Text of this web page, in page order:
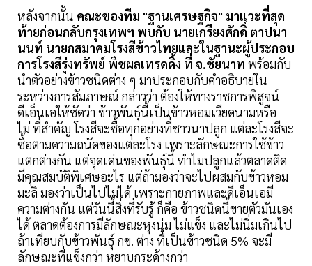
หลังจากนั้น คณะของทีม "ฐานเศรษฐกิจ" มาแวะที่สุด
ท้ายก่อนกลับกรุงเทพฯ พบกับ นายเกรียงศักดิ์ ตาปนา
นนท์ นายกสมาคมโรงสีข้าวไทยและในฐานะผู้ประกอบ
การโรงสีรุ่งทรัพย์ พืชผลเทรดดิ้ง ที่ จ.ชัยนาท พร้อมกับ
นำตัวอย่างข้าวชนิดต่าง ๆ มาประกอบกับคำอธิบายใน
ระหว่างการสัมภาษณ์ กล่าวว่า ต้องให้ทางราชการพิสูจน์
ดีเอ็นเอให้ชัดว่า ข้าวพันธุ์นี้เป็นข้าวหอมเวียดนามหรือ
ไม่ ที่สำคัญ โรงสีจะซื้อทุกอย่างที่ชาวนาปลูก แต่ละโรงสีจะ
ซื้อตามความถนัดของแต่ละโรง เพราะลักษณะการใช้ข้าว
แตกต่างกัน แต่จุดเด่นของพันธุ์นี้ ทำไมปลูกแล้วตลาดติด
มีคุณสมบัติพิเศษอะไร แต่ถ้ามองว่าจะไปผสมกับข้าวหอม
มะลิ มองว่าเป็นไปไม่ได้ เพราะกายภาพและดีเอ็นเอมี
ความต่างกัน แต่วันนี้สิ่งที่รับรู้ ก็คือ ข้าวชนิดนี้ขายตัวมันเอง
ได้ ตลาดต้องการมีลักษณะหุงนุ่ม ไม่แข็ง และไม่นิ่มเกินไป
ถ้าเทียบกับข้าวพันธุ์ กข. ต่าง ที่เป็นข้าวชนิด 5% จะมี
ลักษณะที่แข็งกว่า หยาบกระด้างกว่า